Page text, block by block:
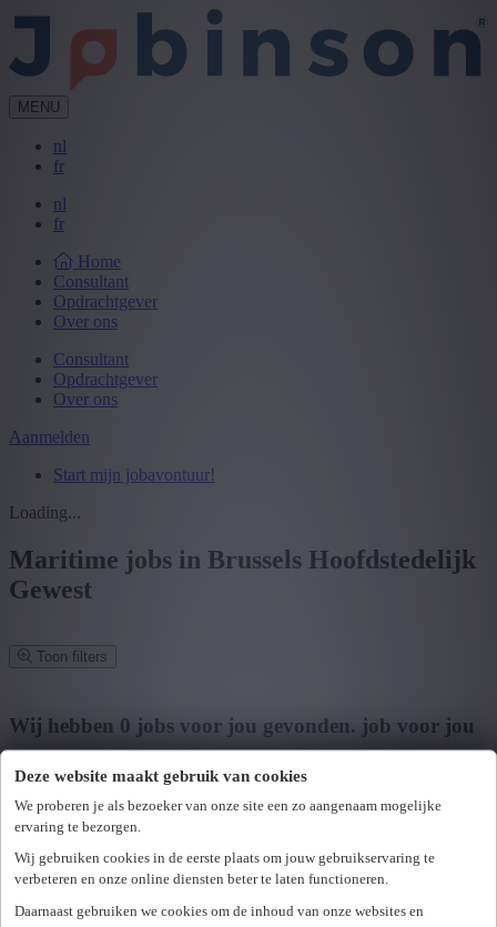
Deze website maakt gebruik van cookies
We proberen je als bezoeker van onze site een zo aangenaam mogelijke
ervaring te bezorgen.
Wij gebruiken cookies in de eerste plaats om jouw gebruikservaring te
verbeteren en onze online diensten beter te laten functioneren.
Daarnaast gebruiken we cookies om de inhoud van onze websites en
MENU
nl
fr
nl
fr
Home
Consultant
Opdrachtgever
Over ons
Consultant
Opdrachtgever
Over ons
Aanmelden
Start mijn jobavontuur!
Loading...
Maritime jobs in Brussels Hoofdstedelijk
Gewest
Toon filters
Zoek op functie, jobtitel, bedrijf,...
Postcode of gemeente
Zoek vacatures
Wij hebben 0 jobs voor jou gevonden. job voor jou
gevonden